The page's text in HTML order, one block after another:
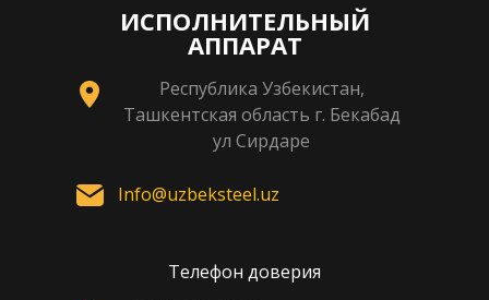
ИСПОЛНИТЕЛЬНЫЙ
АППАРАТ
Республика Узбекистан,
Ташкентская область г. Бекабад
ул Сирдаре
Info@uzbeksteel.uz
Телефон доверия